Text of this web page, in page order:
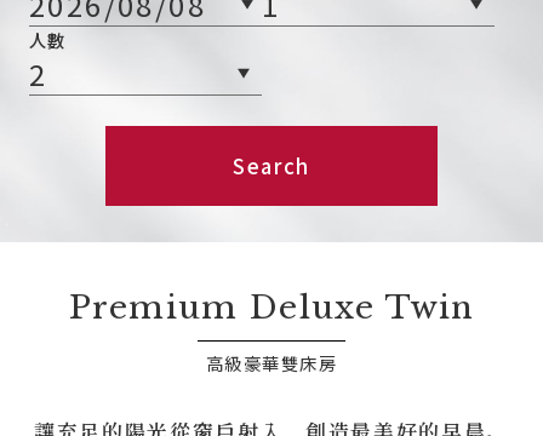
人數
Search
Premium Deluxe Twin
高級豪華雙床房